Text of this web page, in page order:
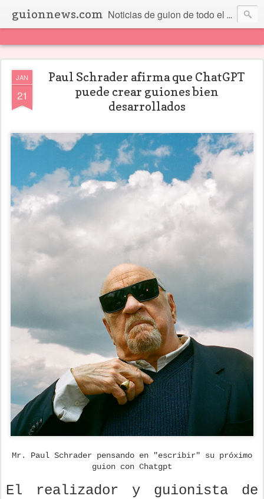
guionnews.com Noticias de guion de todo el mundo... Y más.
JAN
21
Paul Schrader afirma que ChatGPT
puede crear guiones bien
desarrollados
Mr. Paul Schrader pensando en "escribir" su próximo
guion con Chatgpt
El realizador y guionista de